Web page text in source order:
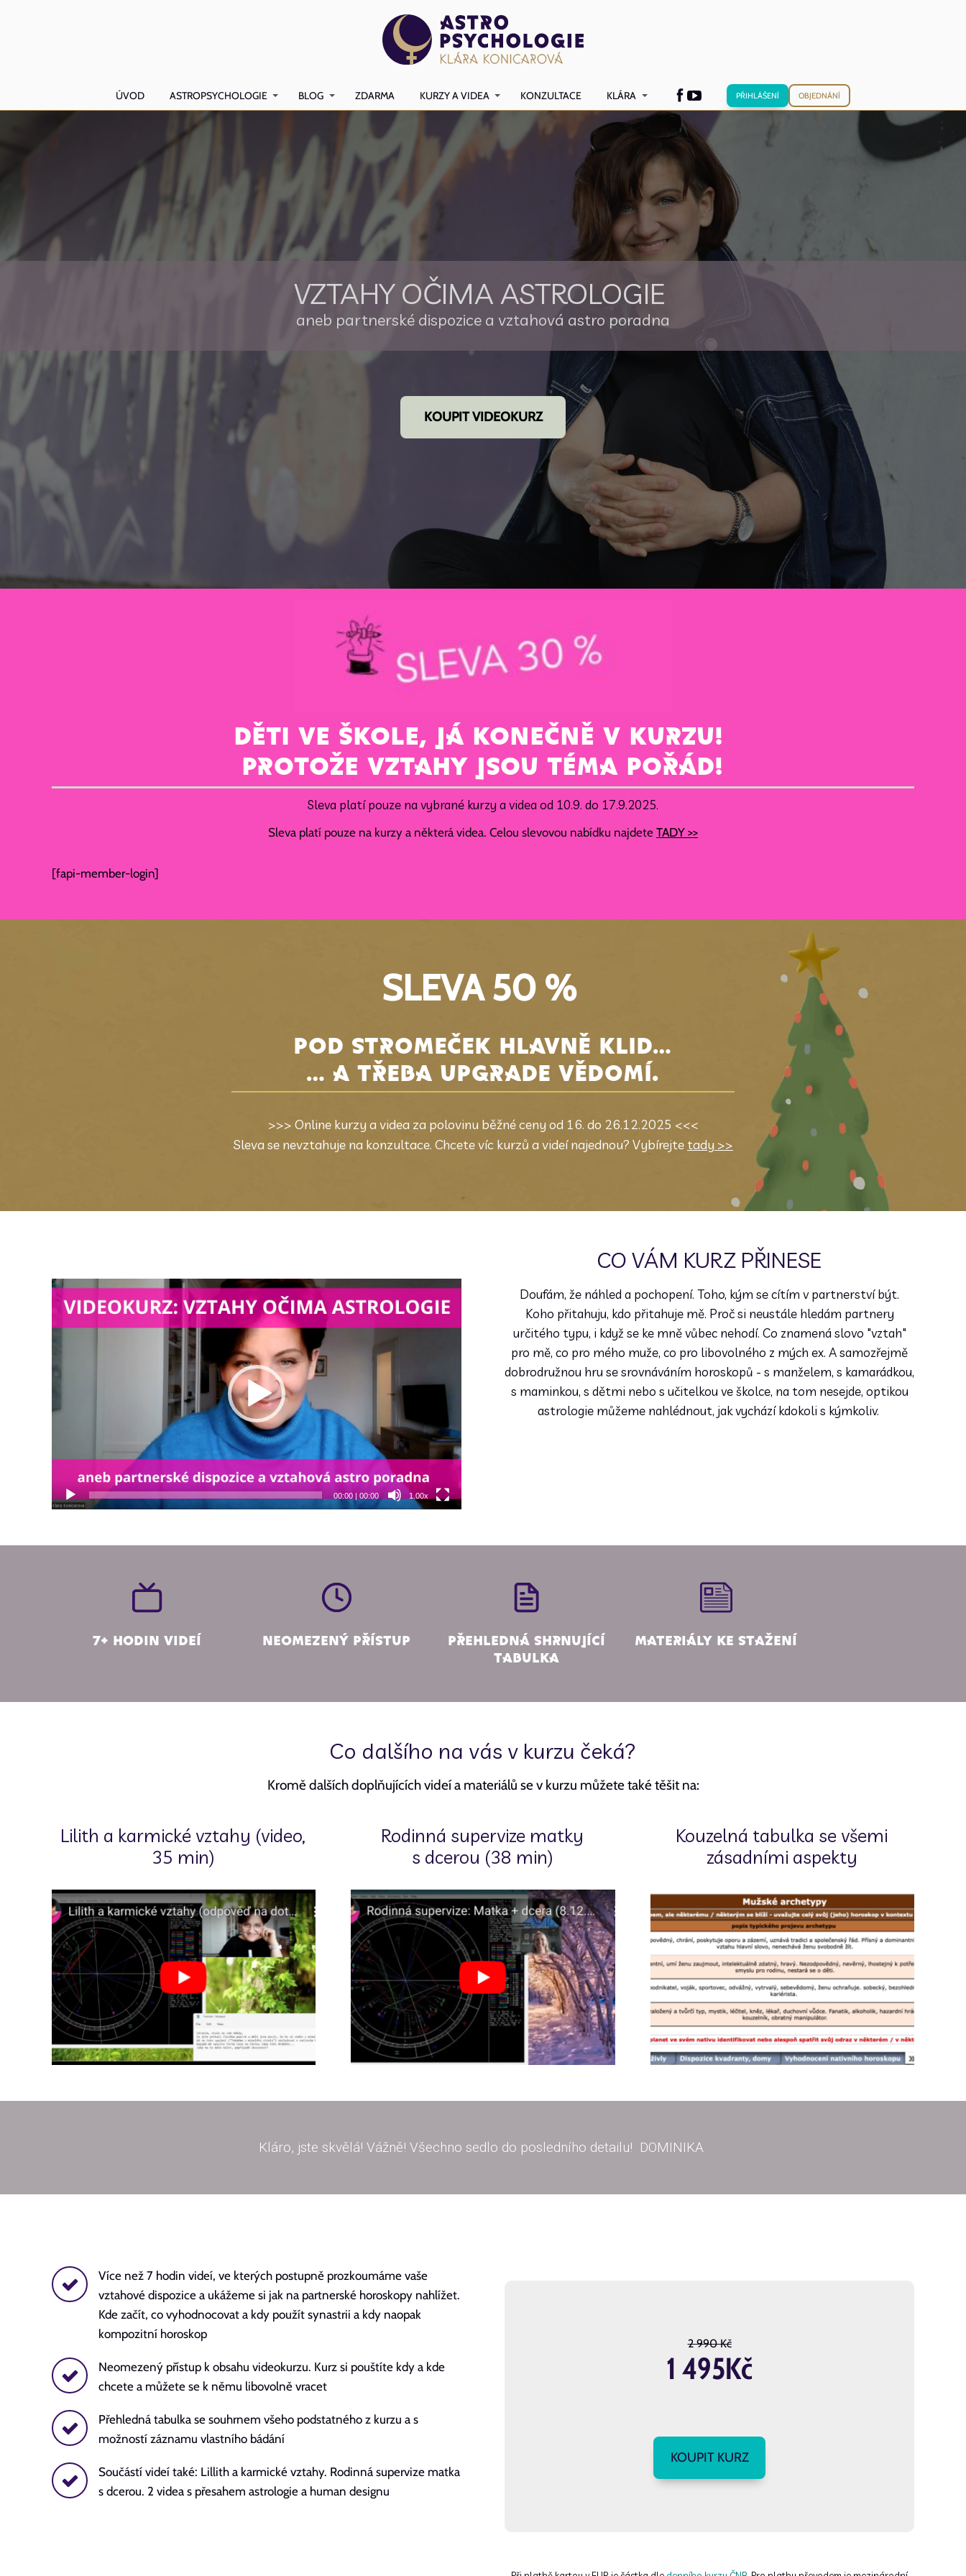
ÚVOD ASTROPSYCHOLOGIE BLOG ZDARMA KURZY A VIDEA KONZULTACE KLÁRA PŘIHLÁŠENÍ OBJEDNÁNÍ
VZTAHY OČIMA ASTROLOGIE
aneb partnerské dispozice a vztahová astro poradna
KOUPIT VIDEOKURZ
DĚTI VE ŠKOLE, JÁ KONEČNĚ V KURZU!
Protože vztahy jsou téma pořád!
Sleva platí pouze na vybrané kurzy a videa od 10.9. do 17.9.2025.
Sleva platí pouze na kurzy a některá videa. Celou slevovou nabídku najdete TADY >>
[fapi-member-login]
SLEVA 50 %
POD STROMEČEK HLAVNĚ KLID...
... A TŘEBA UPGRADE VĚDOMÍ.
>>> Online kurzy a videa za polovinu běžné ceny od 16. do 26.12.2025 <<<
Sleva se nevztahuje na konzultace. Chcete víc kurzů a videí najednou? Vybírejte tady >>
Video
přehrávač
▶
Pro zobrazení YouTube videa je nutný souhlas s Marketing cookies.
Přijmout a zobrazit
00:00 | 00:00 1.00x
CO VÁM KURZ PŘINESE
Doufám, že náhled a pochopení. Toho, kým se cítím v partnerství být.
Koho přitahuju, kdo přitahuje mě. Proč si neustále hledám partnery
určitého typu, i když se ke mně vůbec nehodí. Co znamená slovo "vztah"
pro mě, co pro mého muže, co pro libovolného z mých ex. A samozřejmě
dobrodružnou hru se srovnáváním horoskopů - s manželem, s kamarádkou,
s maminkou, s dětmi nebo s učitelkou ve školce, na tom nesejde, optikou
astrologie můžeme nahlédnout, jak vychází kdokoli s kýmkoliv.
7+ hodin videí Neomezený přístup
Přehledná shrnující
tabulka
Materiály ke stažení
Co dalšího na vás v kurzu čeká?
Kromě dalších doplňujících videí a materiálů se v kurzu můžete také těšit na:
Lilith a karmické vztahy (video,
35 min)
Rodinná supervize matky
s dcerou (38 min)
Kouzelná tabulka se všemi
zásadními aspekty
Kláro, jste skvělá! Vážně! Všechno sedlo do posledního detailu! DOMINIKA
Více než 7 hodin videí, ve kterých postupně prozkoumáme vaše
vztahové dispozice a ukážeme si jak na partnerské horoskopy nahlížet.
Kde začít, co vyhodnocovat a kdy použít synastrii a kdy naopak
kompozitní horoskop
Neomezený přístup k obsahu videokurzu. Kurz si pouštíte kdy a kde
chcete a můžete se k němu libovolně vracet
Přehledná tabulka se souhrnem všeho podstatného z kurzu a s
možností záznamu vlastního bádání
Součástí videí také: Lillith a karmické vztahy. Rodinná supervize matka
s dcerou. 2 videa s přesahem astrologie a human designu
2 990 Kč
1 495Kč
KOUPIT KURZ